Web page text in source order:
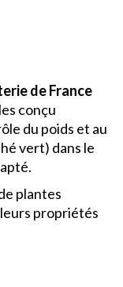
de France
conçu
du poids et au
vert) dans le
plantes
propriétés